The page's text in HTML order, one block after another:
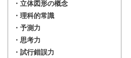
・立体図形の概念
・理科的常識
・予測力
・思考力
・試行錯誤力